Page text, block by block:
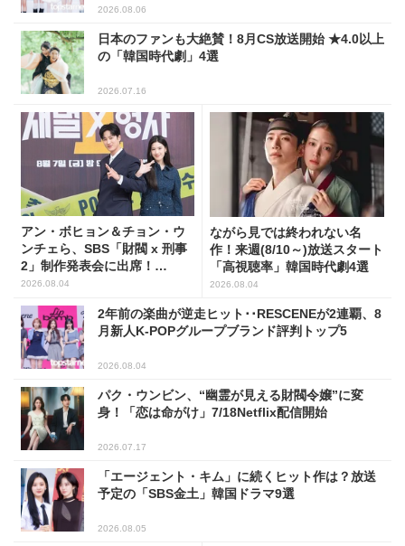
2026.08.06
日本のファンも大絶賛！8月CS放送開始 ★4.0以上
の「韓国時代劇」4選
2026.07.16
アン・ボヒョン＆チョン・ウ
ンチェら、SBS「財閥 x 刑事
2」制作発表会に出席！
(PHOTO7枚)
2026.08.04
ながら見では終われない名
作！来週(8/10～)放送スタート
「高視聴率」韓国時代劇4選
2026.08.04
2年前の楽曲が逆走ヒット･･RESCENEが2連覇、8
月新人K-POPグループブランド評判トップ5
2026.08.04
パク・ウンビン、“幽霊が見える財閥令嬢”に変
身！「恋は命がけ」7/18Netflix配信開始
2026.07.17
「エージェント・キム」に続くヒット作は？放送
予定の「SBS金土」韓国ドラマ9選
2026.08.05